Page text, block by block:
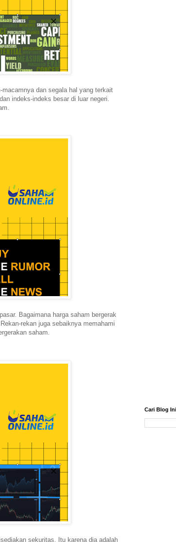
dan segala hal yang terkait
indeks-indeks besar di luar negeri.
Bagaimana harga saham bergerak
rekan juga sebaiknya memahami
saham.
sekuritas. Itu karena dia adalah
Cari Blog Ini